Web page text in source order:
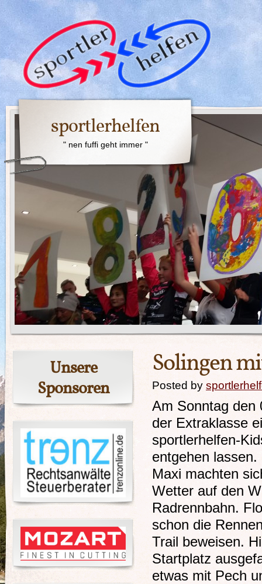
sportlerhelfen
" nen fuffi geht immer "
Solingen
Posted by
Am Sonntag den
der Extraklasse
sportlerhelfen-
entgehen
Maxi machten
Wetter auf den
Radrennbahn.
schon die
Trail beweisen.
Startplatz
etwas mit Pech
Unsere
Sponsoren